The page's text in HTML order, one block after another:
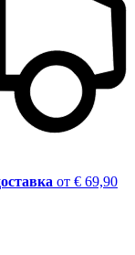
от € 69,90